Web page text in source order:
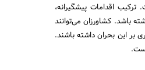
اقدامات پیشگیرانه،
باشد. کشاورزان می‌توانند
این بحران داشته باشند.